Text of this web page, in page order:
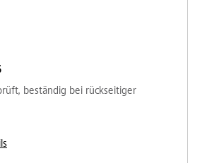
beständig bei rückseitiger